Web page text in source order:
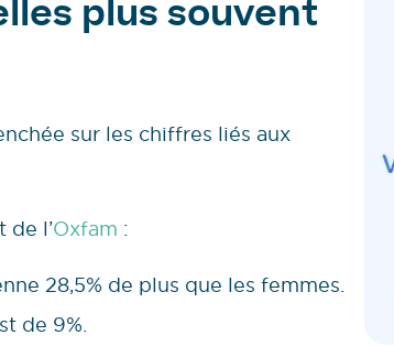
plus souvent
sur les chiffres liés aux
de l’Oxfam :
28,5% de plus que les femmes.
de 9%.